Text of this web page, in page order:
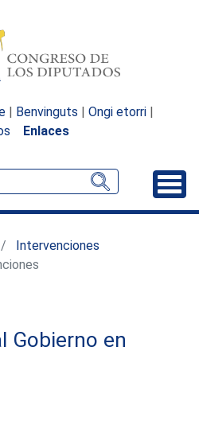
| Benvinguts | Ongi etorri |
Enlaces
Intervenciones
Gobierno en